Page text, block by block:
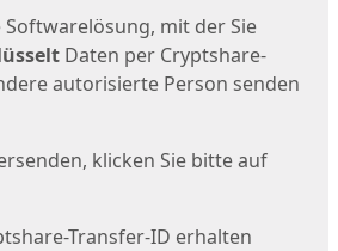
mit der Sie
Daten per Cryptshare-
autorisierte Person senden
klicken Sie bitte auf
Transfer-ID erhalten